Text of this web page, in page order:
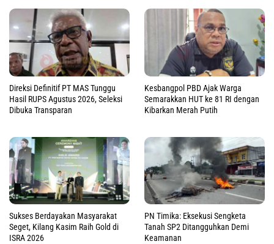
Direksi Definitif PT MAS Tunggu
Hasil RUPS Agustus 2026, Seleksi
Dibuka Transparan
Kesbangpol PBD Ajak Warga
Semarakkan HUT ke 81 RI dengan
Kibarkan Merah Putih
Sukses Berdayakan Masyarakat
Seget, Kilang Kasim Raih Gold di
ISRA 2026
PN Timika: Eksekusi Sengketa
Tanah SP2 Ditangguhkan Demi
Keamanan